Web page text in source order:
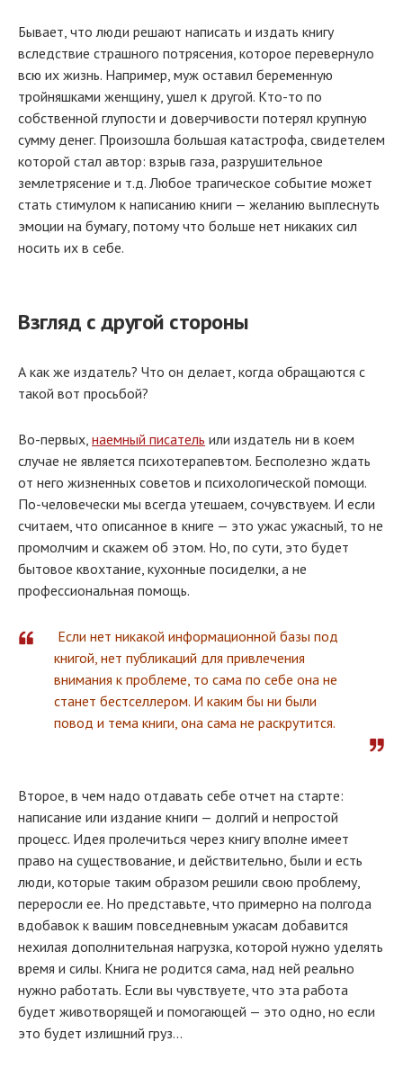
Бывает, что люди решают написать и издать книгу
вследствие страшного потрясения, которое перевернуло
всю их жизнь. Например, муж оставил беременную
тройняшками женщину, ушел к другой. Кто-то по
собственной глупости и доверчивости потерял крупную
сумму денег. Произошла большая катастрофа, свидетелем
которой стал автор: взрыв газа, разрушительное
землетрясение и т.д. Любое трагическое событие может
стать стимулом к написанию книги — желанию выплеснуть
эмоции на бумагу, потому что больше нет никаких сил
носить их в себе.
Взгляд с другой стороны
А как же издатель? Что он делает, когда обращаются с
такой вот просьбой?
Во-первых, наемный писатель или издатель ни в коем
случае не является психотерапевтом. Бесполезно ждать
от него жизненных советов и психологической помощи.
По-человечески мы всегда утешаем, сочувствуем. И если
считаем, что описанное в книге — это ужас ужасный, то не
промолчим и скажем об этом. Но, по сути, это будет
бытовое квохтание, кухонные посиделки, а не
профессиональная помощь.
Если нет никакой информационной базы под
книгой, нет публикаций для привлечения
внимания к проблеме, то сама по себе она не
станет бестселлером. И каким бы ни были
повод и тема книги, она сама не раскрутится.
Второе, в чем надо отдавать себе отчет на старте:
написание или издание книги — долгий и непростой
процесс. Идея пролечиться через книгу вполне имеет
право на существование, и действительно, были и есть
люди, которые таким образом решили свою проблему,
переросли ее. Но представьте, что примерно на полгода
вдобавок к вашим повседневным ужасам добавится
нехилая дополнительная нагрузка, которой нужно уделять
время и силы. Книга не родится сама, над ней реально
нужно работать. Если вы чувствуете, что эта работа
будет животворящей и помогающей — это одно, но если
это будет излишний груз...